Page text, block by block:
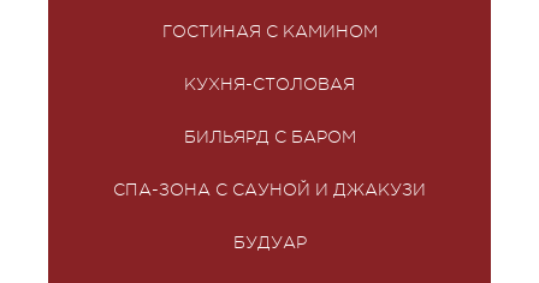
ГОСТИНАЯ С КАМИНОМ
КУХНЯ-СТОЛОВАЯ
БИЛЬЯРД С БАРОМ
СПА-ЗОНА С САУНОЙ И ДЖАКУЗИ
БУДУАР